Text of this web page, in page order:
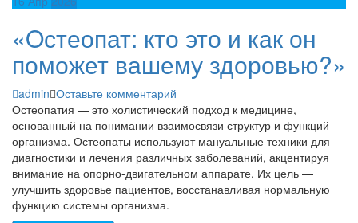
«Oстеопат: кто это и как он
поможет вашему здоровью?»
admin Оставьте комментарий
Остеопатия — это холистический подход к медицине,
основанный на понимании взаимосвязи структур и функций
организма. Остеопаты используют мануальные техники для
диагностики и лечения различных заболеваний, акцентируя
внимание на опорно-двигательном аппарате. Их цель —
улучшить здоровье пациентов, восстанавливая нормальную
функцию системы организма.